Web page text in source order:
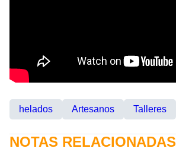
helados Artesanos Talleres
NOTAS RELACIONADAS